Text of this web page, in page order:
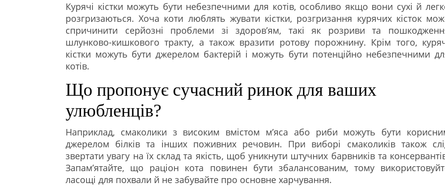
Курячі кістки можуть бути небезпечними для котів, особливо якщо вони сухі й
розгризаються. Хоча коти люблять жувати кістки, розгризання курячих кісток
спричинити серйозні проблеми зі здоров’ям, такі як розриви та
шлунково-кишкового тракту, а також вразити ротову порожнину. Крім того,
кістки можуть бути джерелом бактерій і можуть бути потенційно небезпечними
котів.
Що пропонує сучасний ринок для ваших
улюбленців?
Наприклад, смаколики з високим вмістом м’яса або риби можуть бути
джерелом білків та інших поживних речовин. При виборі смаколиків також
звертати увагу на їх склад та якість, щоб уникнути штучних барвників та
Запам’ятайте, що раціон кота повинен бути збалансованим, тому
ласощі для похвали й не забувайте про основне харчування.